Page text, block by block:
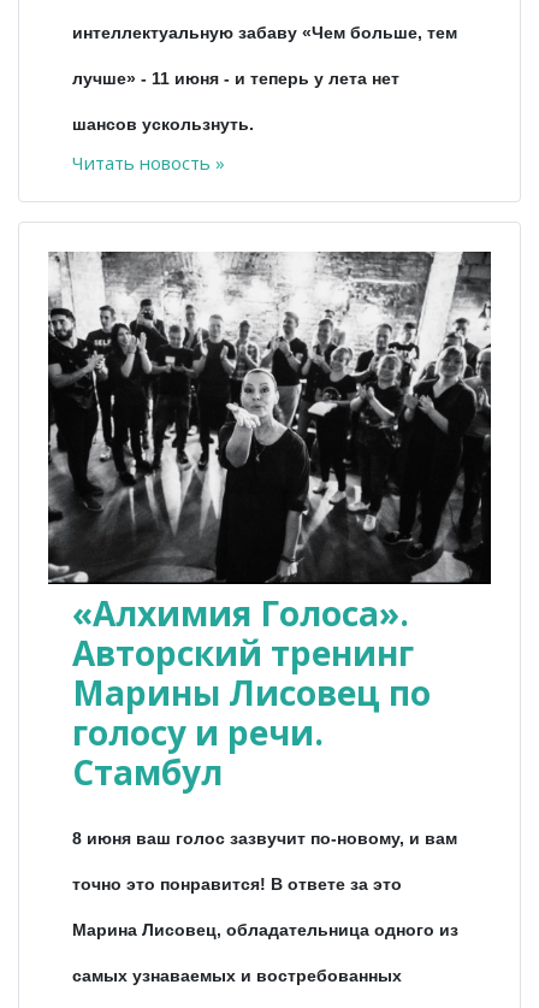
интеллектуальную забаву «Чем больше, тем
лучше» - 11 июня - и теперь у лета нет
шансов ускользнуть.
Читать новость »
«Алхимия Голоса».
Авторский тренинг
Марины Лисовец по
голосу и речи.
Стамбул
8 июня ваш голос зазвучит по-новому, и вам
точно это понравится! В ответе за это
Марина Лисовец, обладательница одного из
самых узнаваемых и востребованных